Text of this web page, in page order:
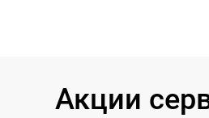
Акции